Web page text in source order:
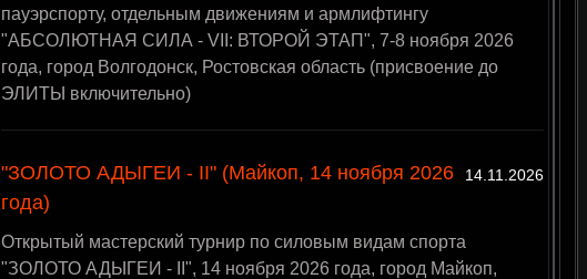
пауэрспорту, отдельным движениям и армлифтингу
"АБСОЛЮТНАЯ СИЛА - VII: ВТОРОЙ ЭТАП", 7-8 ноября 2026
года, город Волгодонск, Ростовская область (присвоение до
ЭЛИТЫ включительно)
14.11.2026
"ЗОЛОТО АДЫГЕИ - II" (Майкоп, 14 ноября 2026
года)
Открытый мастерский турнир по силовым видам спорта
"ЗОЛОТО АДЫГЕИ - II", 14 ноября 2026 года, город Майкоп,